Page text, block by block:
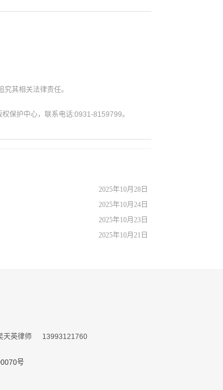
其相关法律责任。
保护中心，联系电话:0931-8159799。
2025年10月28日
2025年10月24日
2025年10月23日
2025年10月21日
天英律师 13993121760
号